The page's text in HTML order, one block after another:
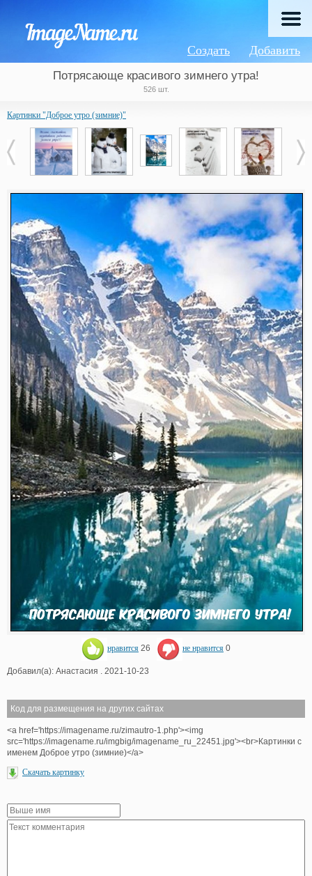
Добавить
Создать
Потрясающе красивого зимнего утра!
526 шт.
Картинки "Доброе утро (зимние)"
нравится 26 не нравится 0
Добавил(а): Анастасия . 2021-10-23
Код для размещения на других сайтах
<a href='https://imagename.ru/zimautro-1.php'><img
src='https://imagename.ru/imgbig/imagename_ru_22451.jpg'><br>Картинки с
именем Доброе утро (зимние)</a>
Скачать картинку